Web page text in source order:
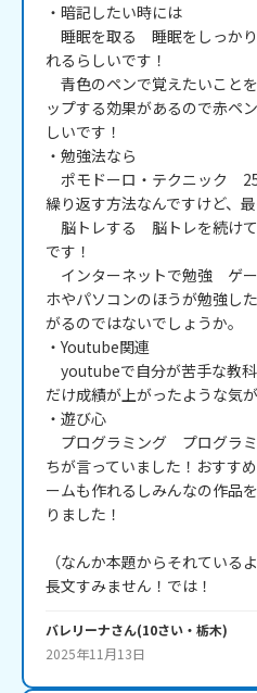
・暗記したい時には
睡眠を取る　睡眠をしっか
れるらしいです！
青色のペンで覚えたいこと
ップする効果があるので赤ペ
しいです！
・勉強法なら
ポモドーロ・テクニック　
繰り返す方法なんですけど、
脳トレする　脳トレを続け
です！
インターネットで勉強　ゲ
ホやパソコンのほうが勉強し
がるのではないでしょうか。
・Youtube関連
youtubeで自分が苦手な教
だけ成績が上がったような気
・遊び心
プログラミング　プログラ
ちが言っていました！おすす
ームも作れるしみんなの作品
りました！
（なんか本題からそれている
長文すみません！では！
バレリーナさん(10さい・ 栃木)
2025年11月13日